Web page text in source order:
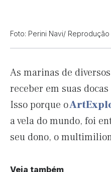
Foto: Perini Navi/ Reprodução
As marinas de
receber em suas
Isso porque o
a vela do mundo, foi
seu dono, o
Veja também